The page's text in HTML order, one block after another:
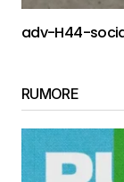
adv-H44-
RUMORE